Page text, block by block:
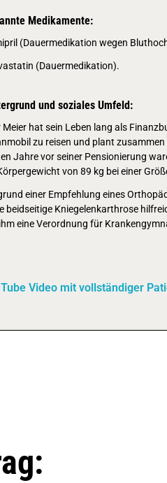
Medikamente:
(Dauermedikation wegen
(Dauermedikation).
und soziales Umfeld:
Meier hat sein Leben lang als
zu reisen und plant
Jahre vor seiner Pensionierung
von 89 kg bei einer
einer Empfehlung eines
beidseitige Kniegelenkarthrose
eine Verordnung für
Video mit vollständiger